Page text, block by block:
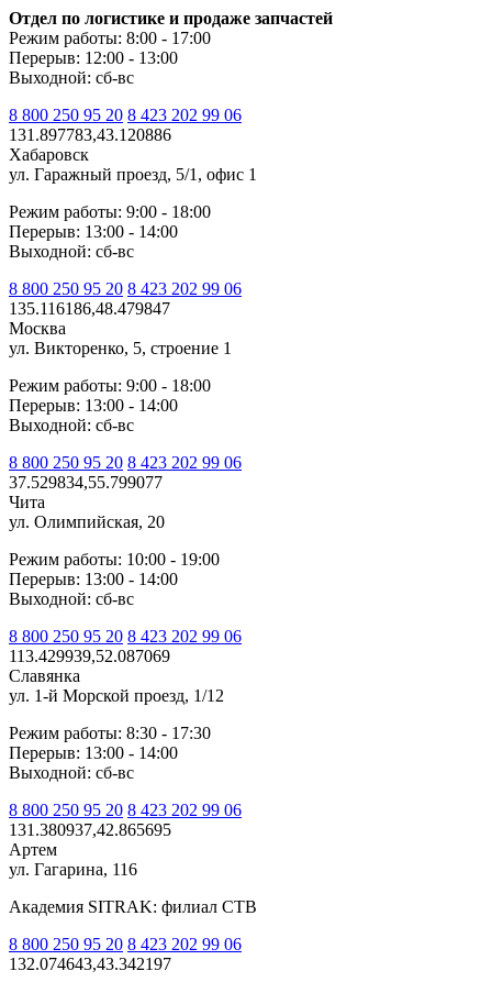
Отдел по логистике и продаже запчастей
Режим работы: 8:00 - 17:00
Перерыв: 12:00 - 13:00
Выходной: сб-вс
8 800 250 95 20 8 423 202 99 06
131.897783,43.120886
Хабаровск
ул. Гаражный проезд, 5/1, офис 1
Режим работы: 9:00 - 18:00
Перерыв: 13:00 - 14:00
Выходной: сб-вс
8 800 250 95 20 8 423 202 99 06
135.116186,48.479847
Москва
ул. Викторенко, 5, строение 1
Режим работы: 9:00 - 18:00
Перерыв: 13:00 - 14:00
Выходной: сб-вс
8 800 250 95 20 8 423 202 99 06
37.529834,55.799077
Чита
ул. Олимпийская, 20
Режим работы: 10:00 - 19:00
Перерыв: 13:00 - 14:00
Выходной: сб-вс
8 800 250 95 20 8 423 202 99 06
113.429939,52.087069
Славянка
ул. 1-й Морской проезд, 1/12
Режим работы: 8:30 - 17:30
Перерыв: 13:00 - 14:00
Выходной: сб-вс
8 800 250 95 20 8 423 202 99 06
131.380937,42.865695
Артем
ул. Гагарина, 116
Академия SITRAK: филиал СТВ
8 800 250 95 20 8 423 202 99 06
132.074643,43.342197